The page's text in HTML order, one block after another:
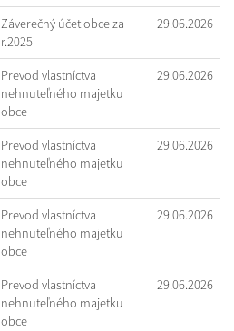
Záverečný účet obce za
r.2025
29.06.2026
Prevod vlastníctva
nehnuteľného majetku
obce
29.06.2026
Prevod vlastníctva
nehnuteľného majetku
obce
29.06.2026
Prevod vlastníctva
nehnuteľného majetku
obce
29.06.2026
Prevod vlastníctva
nehnuteľného majetku
obce
29.06.2026